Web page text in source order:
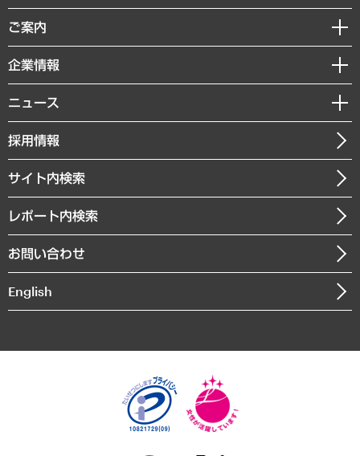
組織・人事戦略
デジタルイノベーション
共生・ダイバーシティ
GRC（ガバナンス・リスク・コンプライアンス）・防災（政策）
経済・産業・雇用・労働
まちづくり・観光・交通・スポーツ・スマートシティ
自然資源・農林水産業・食料システム
経済調査
レポート
コラム
経営用語集
受託・受注実績（官公庁関連）
メディア掲載・出演
ご案内
セミナー・イベント情報
MUFGビジネスセミナー
受託案件情報
企業情報
私たちの想い
社長メッセージ
会社概要
沿革
組織図・本部部室紹介
インドネシア現地法人
個人情報保護方針
ニュース
ニュースリリース
お知らせ
採用情報
サイト内検索
レポート内検索
お問い合わせ
English